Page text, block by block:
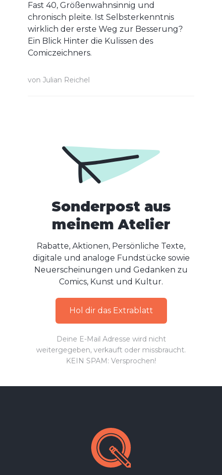
Fast 40, Größenwahnsinnig und
chronisch pleite. Ist Selbsterkenntnis
wirklich der erste Weg zur Besserung?
Ein Blick Hinter die Kulissen des
Comiczeichners.
von Julian Reichel
Sonderpost aus
meinem Atelier
Rabatte, Aktionen, Persönliche Texte,
digitale und analoge Fundstücke sowie
Neuerscheinungen und Gedanken zu
Comics, Kunst und Kultur.
Hol dir das Extrablatt
Deine E-Mail Adresse wird nicht
weitergegeben, verkauft oder missbraucht.
KEIN SPAM: Versprochen!